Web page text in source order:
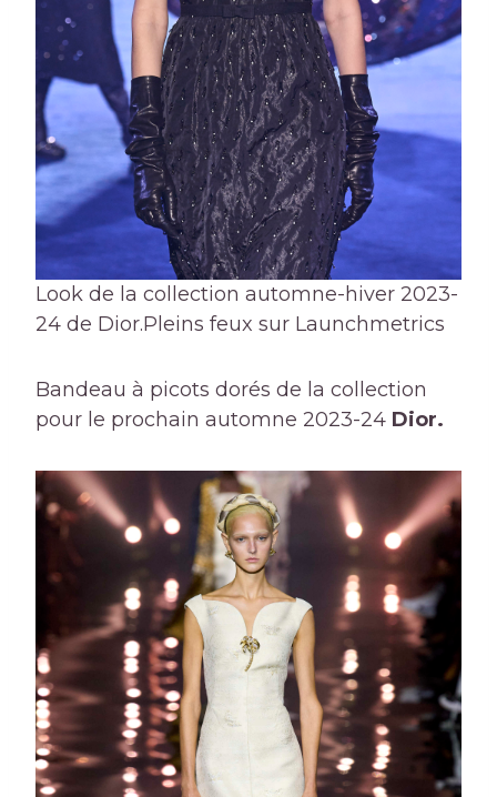
Look de la collection automne-hiver 2023-
24 de Dior.Pleins feux sur Launchmetrics
Bandeau à picots dorés de la collection
pour le prochain automne 2023-24 Dior.